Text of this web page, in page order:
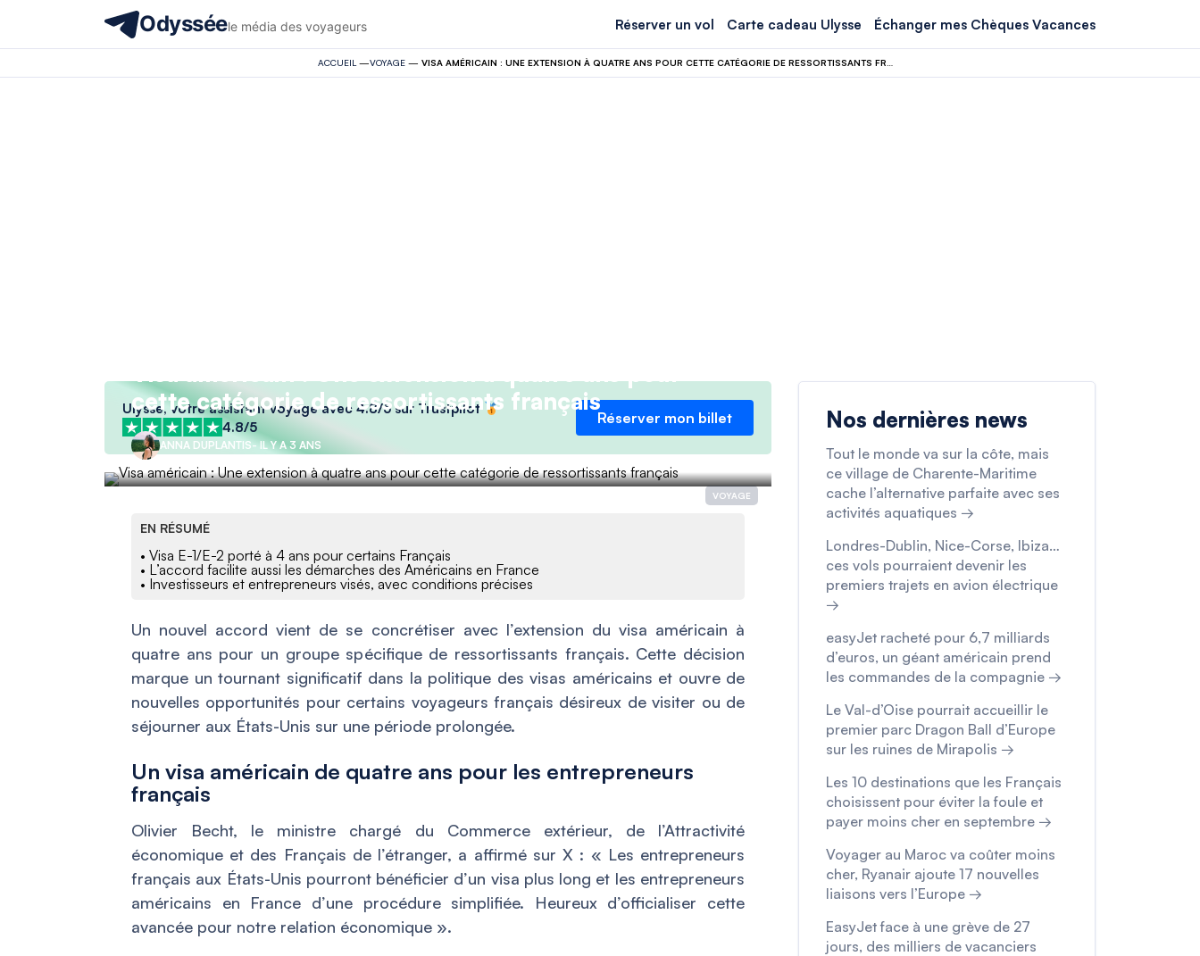
Odysséele média des voyageurs Réserver un vol Carte cadeau Ulysse Échanger mes Chèques Vacances
ACCUEIL —VOYAGE—
Ulysse, votre assistant voyage avec 4.8/5 sur Trustpilot
4.8/5
Réserver mon billet
VOYAGE
cette catégorie de ressortissants français
ANNA DUPLANTIS- IL Y A 3 ANS
EN RÉSUMÉ
• Visa E-1/E-2 porté à 4 ans pour certains Français
• L’accord facilite aussi les démarches des Américains en France
• Investisseurs et entrepreneurs visés, avec conditions précises
Un nouvel accord vient de se concrétiser avec l’extension du visa américain à
quatre ans pour un groupe spécifique de ressortissants français. Cette décision
marque un tournant significatif dans la politique des visas américains et ouvre de
nouvelles opportunités pour certains voyageurs français désireux de visiter ou de
séjourner aux États-Unis sur une période prolongée.
Un visa américain de quatre ans pour les entrepreneurs
français
Olivier Becht, le ministre chargé du Commerce extérieur, de l’Attractivité
économique et des Français de l’étranger, a affirmé sur X : « Les entrepreneurs
français aux États-Unis pourront bénéficier d’un visa plus long et les entrepreneurs
américains en France d’une procédure simplifiée. Heureux d’officialiser cette
avancée pour notre relation économique ».
Nos dernières news
Tout le monde va sur la côte, mais
ce village de Charente-Maritime
cache l’alternative parfaite avec ses
activités aquatiques →
Londres-Dublin, Nice-Corse, Ibiza…
ces vols pourraient devenir les
premiers trajets en avion électrique
→
easyJet racheté pour 6,7 milliards
d’euros, un géant américain prend
les commandes de la compagnie →
Le Val-d’Oise pourrait accueillir le
premier parc Dragon Ball d’Europe
sur les ruines de Mirapolis →
Les 10 destinations que les Français
choisissent pour éviter la foule et
payer moins cher en septembre →
Voyager au Maroc va coûter moins
cher, Ryanair ajoute 17 nouvelles
liaisons vers l’Europe →
EasyJet face à une grève de 27
jours, des milliers de vacanciers